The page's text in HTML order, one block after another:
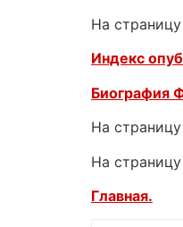
На страницу
Индекс
Биография
На страницу
На страницу
Главная.